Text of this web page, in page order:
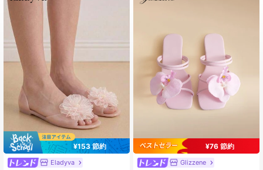
4.90 1.9K フォロワー
4.90 1.9K フォロワー
¥153 節約
Eladyva
¥76 節約
Glizzene